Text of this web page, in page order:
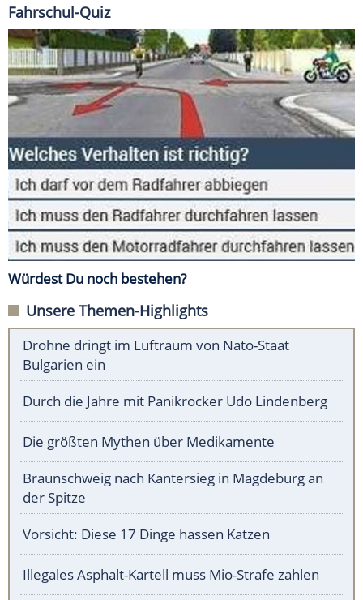
Fahrschul-Quiz
Würdest Du noch bestehen?
Unsere Themen-Highlights
Drohne dringt im Luftraum von Nato-Staat
Bulgarien ein
Durch die Jahre mit Panikrocker Udo Lindenberg
Die größten Mythen über Medikamente
Braunschweig nach Kantersieg in Magdeburg an
der Spitze
Vorsicht: Diese 17 Dinge hassen Katzen
Illegales Asphalt-Kartell muss Mio-Strafe zahlen